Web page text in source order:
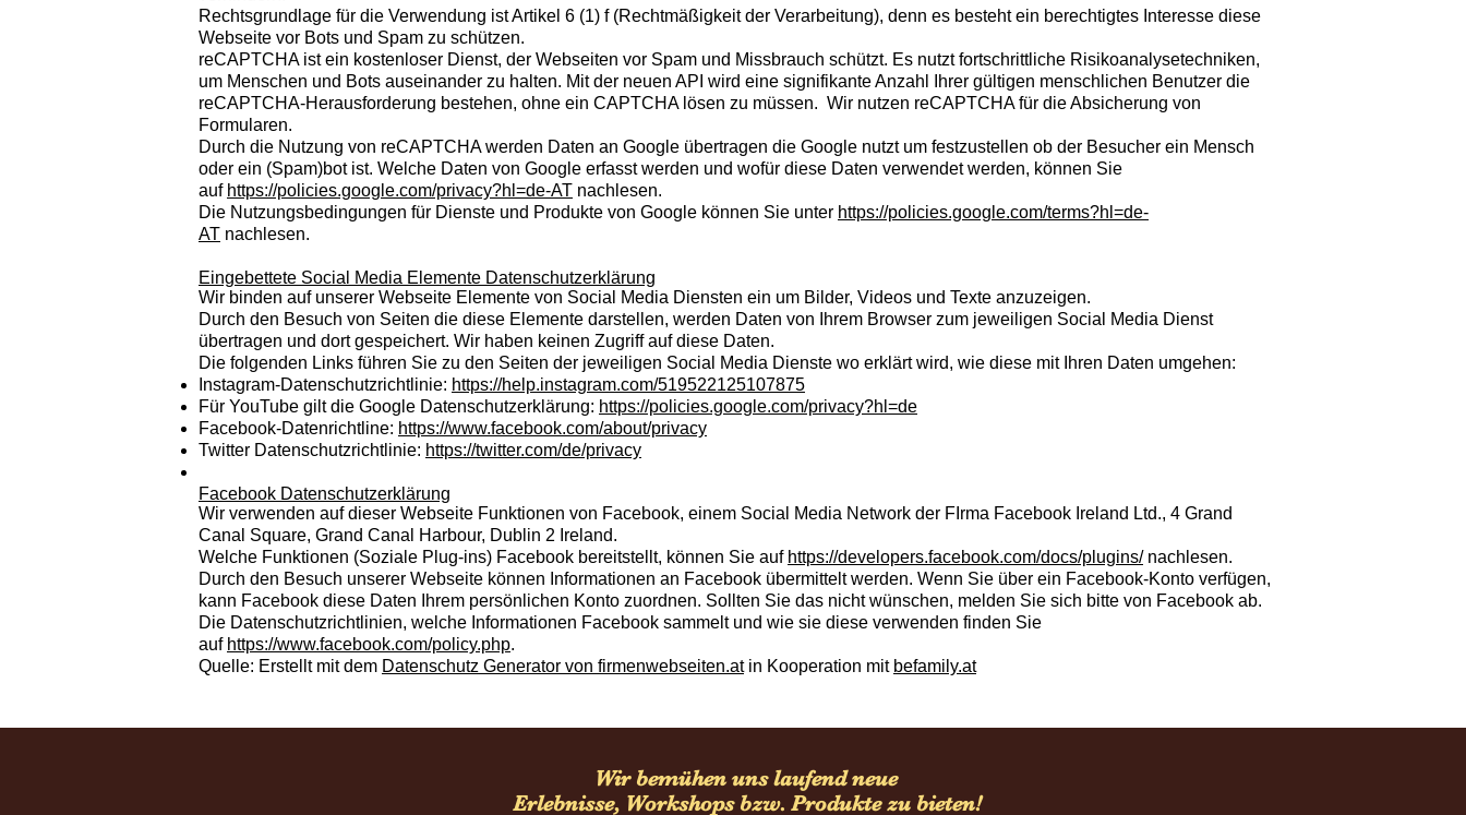
Rechtsgrundlage für die Verwendung ist Artikel 6 (1) f (Rechtmäßigkeit der Verarbeitung), denn es besteht ein berechtigtes Interesse diese
Webseite vor Bots und Spam zu schützen.
reCAPTCHA ist ein kostenloser Dienst, der Webseiten vor Spam und Missbrauch schützt. Es nutzt fortschrittliche Risikoanalysetechniken,
um Menschen und Bots auseinander zu halten. Mit der neuen API wird eine signifikante Anzahl Ihrer gültigen menschlichen Benutzer die
reCAPTCHA-Herausforderung bestehen, ohne ein CAPTCHA lösen zu müssen. Wir nutzen reCAPTCHA für die Absicherung von
Formularen.
Durch die Nutzung von reCAPTCHA werden Daten an Google übertragen die Google nutzt um festzustellen ob der Besucher ein Mensch
oder ein (Spam)bot ist. Welche Daten von Google erfasst werden und wofür diese Daten verwendet werden, können Sie
auf https://policies.google.com/privacy?hl=de-AT nachlesen.
Die Nutzungsbedingungen für Dienste und Produkte von Google können Sie unter https://policies.google.com/terms?hl=de-
AT nachlesen.
Eingebettete Social Media Elemente Datenschutzerklärung
Wir binden auf unserer Webseite Elemente von Social Media Diensten ein um Bilder, Videos und Texte anzuzeigen.
Durch den Besuch von Seiten die diese Elemente darstellen, werden Daten von Ihrem Browser zum jeweiligen Social Media Dienst
übertragen und dort gespeichert. Wir haben keinen Zugriff auf diese Daten.
Die folgenden Links führen Sie zu den Seiten der jeweiligen Social Media Dienste wo erklärt wird, wie diese mit Ihren Daten umgehen:
Instagram-Datenschutzrichtlinie: https://help.instagram.com/519522125107875
Für YouTube gilt die Google Datenschutzerklärung: https://policies.google.com/privacy?hl=de
Facebook-Datenrichtline: https://www.facebook.com/about/privacy
Twitter Datenschutzrichtlinie: https://twitter.com/de/privacy
Facebook Datenschutzerklärung
Wir verwenden auf dieser Webseite Funktionen von Facebook, einem Social Media Network der FIrma Facebook Ireland Ltd., 4 Grand
Canal Square, Grand Canal Harbour, Dublin 2 Ireland.
Welche Funktionen (Soziale Plug-ins) Facebook bereitstellt, können Sie auf https://developers.facebook.com/docs/plugins/nachlesen.
Durch den Besuch unserer Webseite können Informationen an Facebook übermittelt werden. Wenn Sie über ein Facebook-Konto verfügen,
kann Facebook diese Daten Ihrem persönlichen Konto zuordnen. Sollten Sie das nicht wünschen, melden Sie sich bitte von Facebook ab.
Die Datenschutzrichtlinien, welche Informationen Facebook sammelt und wie sie diese verwenden finden Sie
auf https://www.facebook.com/policy.php.
Quelle: Erstellt mit dem Datenschutz Generator von firmenwebseiten.atin Kooperation mit befamily.at
Wir bemühen uns laufend neue
Erlebnisse, Workshops bzw. Produkte zu bieten!